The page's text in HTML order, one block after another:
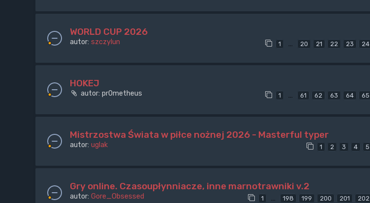
WORLD CUP 2026
autor: szczylun 1 … 20 21 22 23 24
HOKEJ
autor: pr0metheus 1 … 61 62 63 64 65
Mistrzostwa Świata w piłce nożnej 2026 - Masterful typer
autor: uglak 1 2 3 4 5
Gry online. Czasoupłynniacze, inne marnotrawniki v.2
autor: Gore_Obsessed 1 … 198 199 200 201 202